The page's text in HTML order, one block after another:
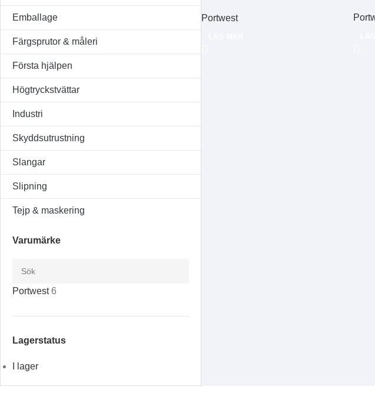
Emballage
Färgsprutor & måleri
Första hjälpen
Högtryckstvättar
Industri
Skyddsutrustning
Slangar
Slipning
Tejp & maskering
Varumärke
Portwest 6
Lagerstatus
I lager
Portwest